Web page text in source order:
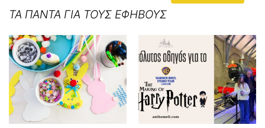
ΤΑ ΠΑΝΤΑ ΓΙΑ ΤΟΥΣ ΕΦΗΒΟΥΣ